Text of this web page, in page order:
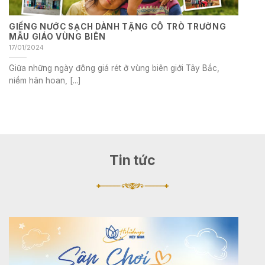
GIẾNG NƯỚC SẠCH DÀNH TẶNG CÔ TRÒ TRƯỜNG
MẪU GIÁO VÙNG BIÊN
17/01/2024
Giữa những ngày đông giá rét ở vùng biên giới Tây Bắc,
niềm hân hoan, [...]
Tin tức